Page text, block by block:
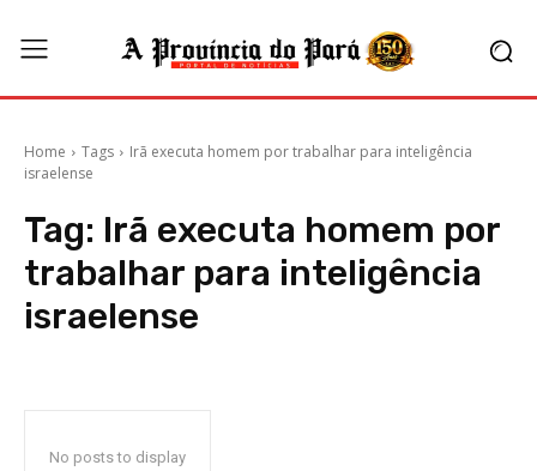
Home Tags
Irã executa homem por trabalhar para inteligência
israelense
Tag: Irã executa homem por
trabalhar para inteligência
israelense
No posts to display